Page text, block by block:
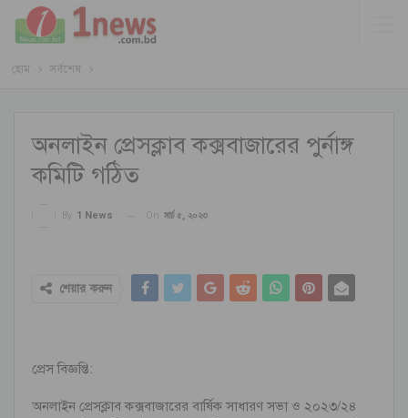
হোম সর্বশেষ
অনলাইন প্রেসক্লাব কক্সবাজারের পুর্নাঙ্গ
কমিটি গঠিত
By 1 News On মার্চ ৫, ২০২৩
শেয়ার করুন
প্রেস বিজ্ঞপ্তি:
অনলাইন প্রেসক্লাব কক্সবাজারের বার্ষিক সাধারণ সভা ও ২০২৩/২৪